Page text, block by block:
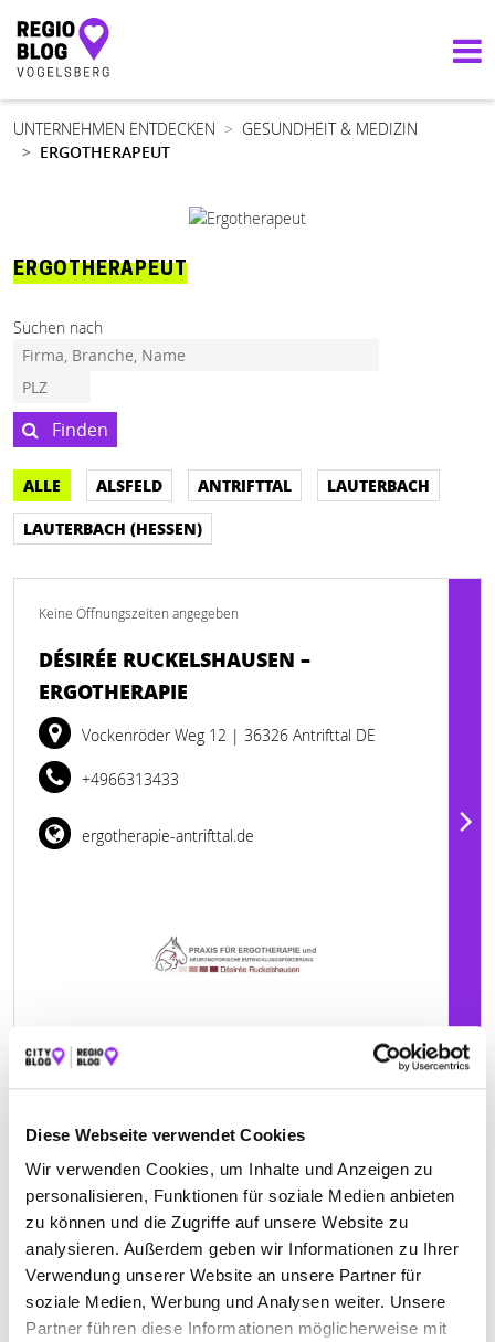
Diese Webseite verwendet Cookies
Wir verwenden Cookies, um Inhalte und Anzeigen zu
personalisieren, Funktionen für soziale Medien anbieten
zu können und die Zugriffe auf unsere Website zu
analysieren. Außerdem geben wir Informationen zu Ihrer
Verwendung unserer Website an unsere Partner für
soziale Medien, Werbung und Analysen weiter. Unsere
Partner führen diese Informationen möglicherweise mit
Hauptnavigation
UNTERNEHMEN ENTDECKEN
GESUNDHEIT & MEDIZIN
ERGOTHERAPEUT
ERGOTHERAPEUT
Suchen nach
Finden
ALLE ALSFELD ANTRIFTTAL
LAUTERBACH
LAUTERBACH (HESSEN)
Keine Öffnungszeiten angegeben
DÉSIRÉE RUCKELSHAUSEN –
ERGOTHERAPIE
Vockenröder Weg 12 | 36326 Antrifttal DE
+4966313433
ergotherapie-antrifttal.de
ALSFELDER ERGOTHERAPIE INH. D.
RÜHL-KÖHLER
Altenburger Str. 11| 36304 Alsfeld DE
+4966317099191
alsfelder-ergotherapiepraxis.de